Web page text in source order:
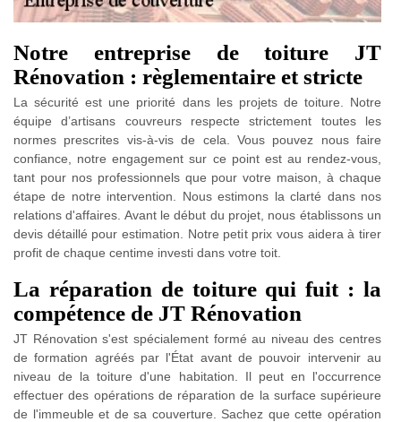
Notre entreprise de toiture JT
Rénovation : règlementaire et stricte
La sécurité est une priorité dans les projets de toiture. Notre
équipe d’artisans couvreurs respecte strictement toutes les
normes prescrites vis-à-vis de cela. Vous pouvez nous faire
confiance, notre engagement sur ce point est au rendez-vous,
tant pour nos professionnels que pour votre maison, à chaque
étape de notre intervention. Nous estimons la clarté dans nos
relations d'affaires. Avant le début du projet, nous établissons un
devis détaillé pour estimation. Notre petit prix vous aidera à tirer
profit de chaque centime investi dans votre toit.
La réparation de toiture qui fuit : la
compétence de JT Rénovation
JT Rénovation s'est spécialement formé au niveau des centres
de formation agréés par l'État avant de pouvoir intervenir au
niveau de la toiture d'une habitation. Il peut en l'occurrence
effectuer des opérations de réparation de la surface supérieure
de l'immeuble et de sa couverture. Sachez que cette opération